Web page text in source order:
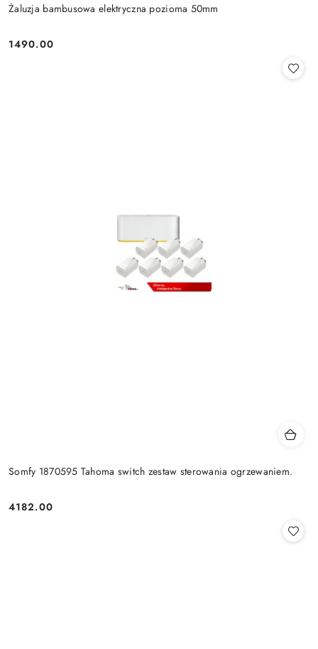
Żaluzja bambusowa elektryczna pozioma 50mm
Cena:
1490.00
Somfy 1870595 Tahoma switch zestaw sterowania ogrzewaniem.
Cena:
4182.00